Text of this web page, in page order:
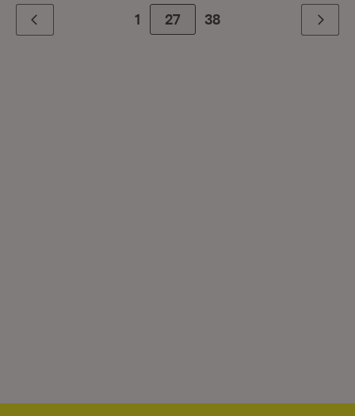
Zurück 1 Zur Seite
27 38 Weiter